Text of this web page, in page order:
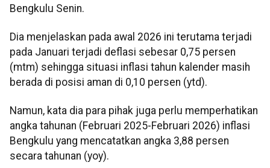
Bengkulu Senin.
Dia menjelaskan pada awal 2026 ini terutama terjadi
pada Januari terjadi deflasi sebesar 0,75 persen
(mtm) sehingga situasi inflasi tahun kalender masih
berada di posisi aman di 0,10 persen (ytd).
Namun, kata dia para pihak juga perlu memperhatikan
angka tahunan (Februari 2025-Februari 2026) inflasi
Bengkulu yang mencatatkan angka 3,88 persen
secara tahunan (yoy).